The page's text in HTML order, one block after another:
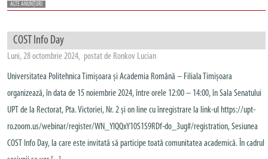
ALTE ANUNȚURI
COST Info Day
Luni, 28 octombrie 2024, postat de Ronkov Lucian
Universitatea Politehnica Timișoara și Academia Română – Filiala Timișoara
organizează, în data de 15 noiembrie 2024, între orele 12:00 – 14:00, în Sala Senatului
UPT de la Rectorat, Pta. Victoriei, Nr. 2 și on line cu înregistrare la link-ul https://upt-
ro.zoom.us/webinar/register/WN_YIQQxY10S1S9RDf-do_3ug#/registration, Sesiunea
COST Info Day, la care este invitată să participe toată comunitatea academică. În cadrul